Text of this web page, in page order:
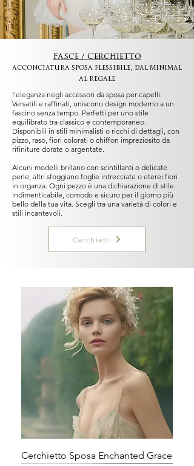
Fasce / Cerchietto
acconciatura sposa flessibile, dal minimal
al regale
l'eleganza negli accessori da sposa per capelli.
Versatili e raffinati, uniscono design moderno a un
fascino senza tempo. Perfetti per uno stile
equilibrato tra classico e contemporaneo.
Disponibili in stili minimalisti o ricchi di dettagli, con
pizzo, raso, fiori colorati o chiffon impreziosito da
rifiniture dorate o argentate.
Alcuni modelli brillano con scintillanti o delicate
perle, altri sfoggiano foglie intrecciate o eterei fiori
in organza. Ogni pezzo è una dichiarazione di stile
indimenticabile, comodo e sicuro per il giorno più
bello della tua vita. Scegli tra una varietà di colori e
stili incantevoli.
Cerchietti
Cerchietto Sposa Enchanted Grace